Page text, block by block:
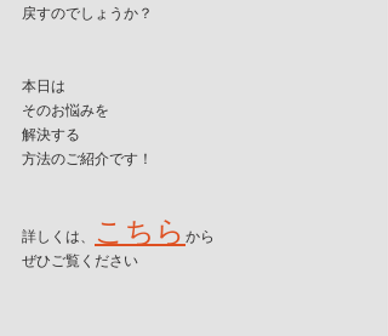
戻すのでしょうか？
本日は
そのお悩みを
解決する
方法のご紹介です！
詳しくは、 こちら から
ぜひご覧ください